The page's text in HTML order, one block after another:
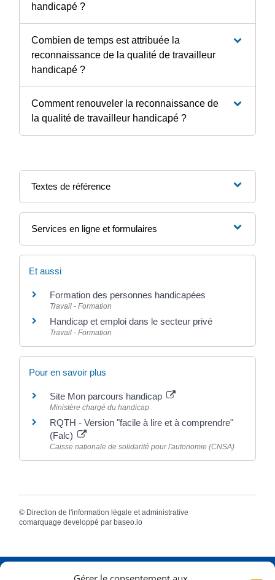
handicapé ?
Combien de temps est attribuée la
reconnaissance de la qualité de travailleur
handicapé ?
Comment renouveler la reconnaissance de
la qualité de travailleur handicapé ?
Textes de référence
Services en ligne et formulaires
Et aussi
Formation des personnes handicapées
Travail - Formation
Handicap et emploi dans le secteur privé
Travail - Formation
Pour en savoir plus
Site Mon parcours handicap
Ministère chargé du handicap
RQTH - Version "facile à lire et à comprendre"
(Falc)
Caisse nationale de solidarité pour l'autonomie (CNSA)
© Direction de l'information légale et administrative
comarquage developpé par baseo.io